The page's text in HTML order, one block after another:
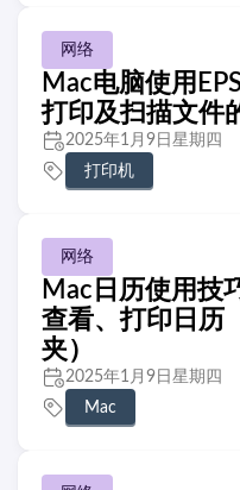
网络
Mac电脑使用
打印及扫描文件
2025年1月9日星期四
打印机
网络
Mac日历使用技
查看、打印日历
夹）
2025年1月9日星期四
Mac